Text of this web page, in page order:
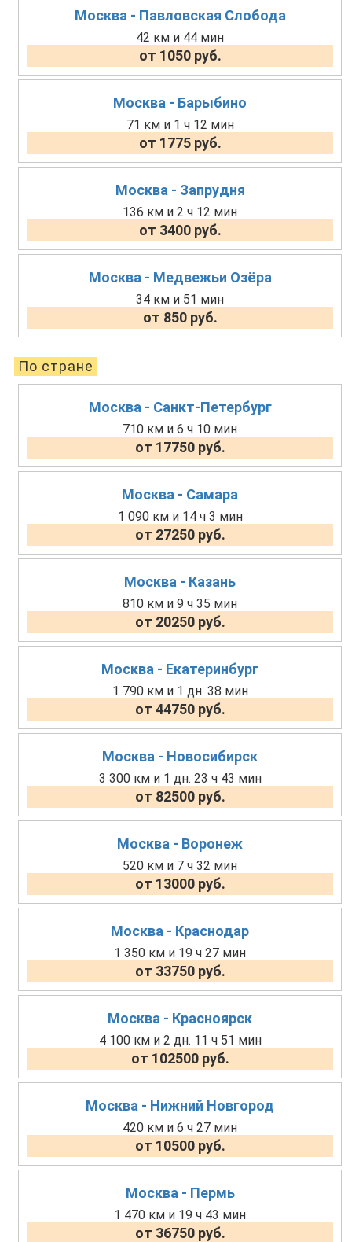
Москва - Павловская Слобода
42 км и 44 мин
от 1050 руб.
Москва - Барыбино
71 км и 1 ч 12 мин
от 1775 руб.
Москва - Запрудня
136 км и 2 ч 12 мин
от 3400 руб.
Москва - Медвежьи Озёра
34 км и 51 мин
от 850 руб.
По стране
Москва - Санкт-Петербург
710 км и 6 ч 10 мин
от 17750 руб.
Москва - Самара
1 090 км и 14 ч 3 мин
от 27250 руб.
Москва - Казань
810 км и 9 ч 35 мин
от 20250 руб.
Москва - Екатеринбург
1 790 км и 1 дн. 38 мин
от 44750 руб.
Москва - Новосибирск
3 300 км и 1 дн. 23 ч 43 мин
от 82500 руб.
Москва - Воронеж
520 км и 7 ч 32 мин
от 13000 руб.
Москва - Краснодар
1 350 км и 19 ч 27 мин
от 33750 руб.
Москва - Красноярск
4 100 км и 2 дн. 11 ч 51 мин
от 102500 руб.
Москва - Нижний Новгород
420 км и 6 ч 27 мин
от 10500 руб.
Москва - Пермь
1 470 км и 19 ч 43 мин
от 36750 руб.